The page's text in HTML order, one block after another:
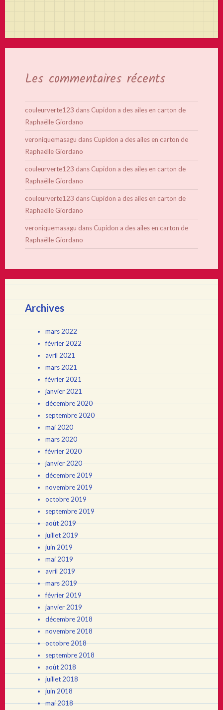
Les commentaires récents
couleurverte123 dans Cupidon a des ailes en carton de
Raphaëlle Giordano
veroniquemasagu dans Cupidon a des ailes en carton de
Raphaëlle Giordano
couleurverte123 dans Cupidon a des ailes en carton de
Raphaëlle Giordano
couleurverte123 dans Cupidon a des ailes en carton de
Raphaëlle Giordano
veroniquemasagu dans Cupidon a des ailes en carton de
Raphaëlle Giordano
Archives
mars 2022
février 2022
avril 2021
mars 2021
février 2021
janvier 2021
décembre 2020
septembre 2020
mai 2020
mars 2020
février 2020
janvier 2020
décembre 2019
novembre 2019
octobre 2019
septembre 2019
août 2019
juillet 2019
juin 2019
mai 2019
avril 2019
mars 2019
février 2019
janvier 2019
décembre 2018
novembre 2018
octobre 2018
septembre 2018
août 2018
juillet 2018
juin 2018
mai 2018